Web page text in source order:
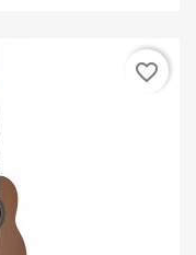
favorite_border